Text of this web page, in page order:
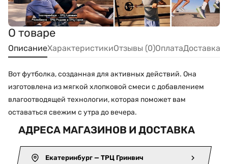
О товаре
ОписаниеХарактеристикиОтзывы (0)ОплатаДоставка
Вот футболка, созданная для активных действий. Она
изготовлена из мягкой хлопковой смеси с добавлением
влагоотводящей технологии, которая поможет вам
оставаться свежим с утра до вечера.
АДРЕСА МАГАЗИНОВ И ДОСТАВКА
Екатеринбург — ТРЦ Гринвич